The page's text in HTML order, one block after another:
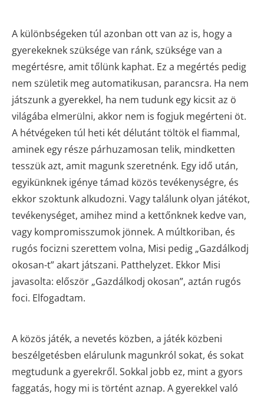
A különbségeken túl azonban ott van az is, hogy a
gyerekeknek szüksége van ránk, szüksége van a
megértésre, amit tőlünk kaphat. Ez a megértés pedig
nem születik meg automatikusan, parancsra. Ha nem
játszunk a gyerekkel, ha nem tudunk egy kicsit az ö
világába elmerülni, akkor nem is fogjuk megérteni öt.
A hétvégeken túl heti két délutánt töltök el fiammal,
aminek egy része párhuzamosan telik, mindketten
tesszük azt, amit magunk szeretnénk. Egy idő után,
egyikünknek igénye támad közös tevékenységre, és
ekkor szoktunk alkudozni. Vagy találunk olyan játékot,
tevékenységet, amihez mind a kettőnknek kedve van,
vagy kompromisszumok jönnek. A múltkoriban, és
rugós focizni szerettem volna, Misi pedig „Gazdálkodj
okosan-t” akart játszani. Patthelyzet. Ekkor Misi
javasolta: először „Gazdálkodj okosan”, aztán rugós
foci. Elfogadtam.
A közös játék, a nevetés közben, a játék közbeni
beszélgetésben elárulunk magunkról sokat, és sokat
megtudunk a gyerekről. Sokkal jobb ez, mint a gyors
faggatás, hogy mi is történt aznap. A gyerekkel való